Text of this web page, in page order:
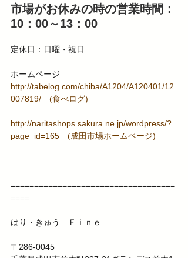
市場がお休みの時の営業時間：
10：00～13：00
定休日：日曜・祝日
ホームページ
http://tabelog.com/chiba/A1204/A120401/12
007819/ (食べログ)
http://naritashops.sakura.ne.jp/wordpress/?
page_id=165 (成田市場ホームページ)
===================================
====
はり・きゅう　Ｆｉｎｅ
〒286-0045